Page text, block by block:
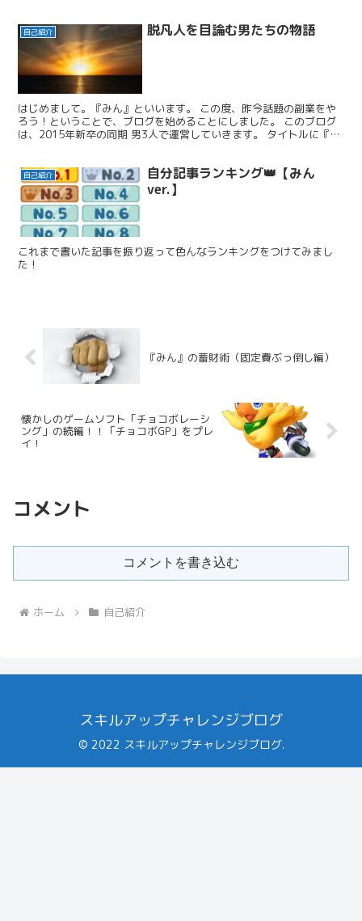
自己紹介 脱凡人を目論む男たちの物語
はじめまして。『みん』といいます。 この度、昨今話題の副業をや
ろう！ということで、ブログを始めることにしました。 このブログ
は、2015年新卒の同期 男3人で運営していきます。 タイトルに『ス
自己紹介
自分記事ランキング👑【みん
ver.】
これまで書いた記事を振り返って色んなランキングをつけてみまし
た！
『みん』の蓄財術（固定費ぶっ倒し編）
懐かしのゲームソフト「チョコボレーシ
ング」の続編！！「チョコボGP」をプレ
イ！
コメント
コメントを書き込む
ホーム 自己紹介
スキルアップチャレンジブログ
© 2022 スキルアップチャレンジブログ.